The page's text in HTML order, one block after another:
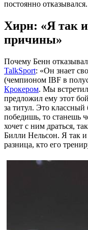
постоянно отказывался.
Хирн: «Я так
причины»
Почему Бенн
TalkSport: «Он знает
(чемпионом IBF в
Крокером. Мы
предложил ему этот
за титул. Это
победишь, то станешь
хочет с ним драться,
Билли Нельсон. Я так
разница, кто его